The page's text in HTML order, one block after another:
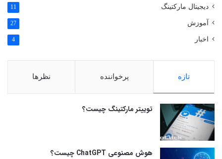
دیجیتال مارکتینگ 11
آموزش 27
اخبار 4
تازه پرخواننده نظرها
توییتر مارکتینگ چیست؟
هوش مصنوعی ChatGPT چیست؟